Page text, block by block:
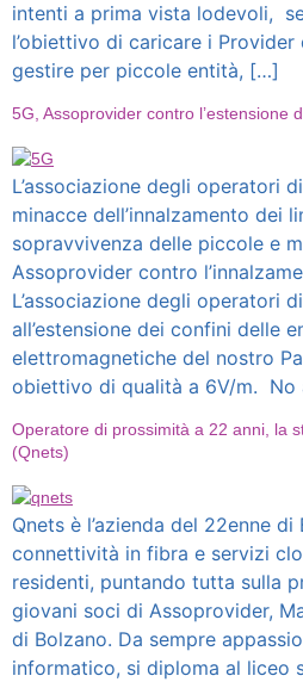
intenti a prima vista lodevoli,
l’obiettivo di caricare i
gestire per piccole entità, […]
5G, Assoprovider contro l’estensione
L’associazione degli operatori
minacce dell’innalzamento dei
sopravvivenza delle piccole e
Assoprovider contro
L’associazione degli operatori
all’estensione dei confini delle
elettromagnetiche del nostro
obiettivo di qualità a 6V/m. No
Operatore di prossimità a 22 anni, la
(Qnets)
Qnets è l’azienda del 22enne
connettività in fibra e servizi
residenti, puntando tutta sulla
giovani soci di Assoprovider,
di Bolzano. Da sempre
informatico, si diploma al liceo